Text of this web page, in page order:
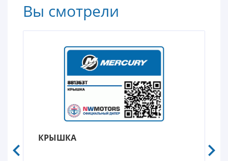
Вы смотрели
КРЫШКА